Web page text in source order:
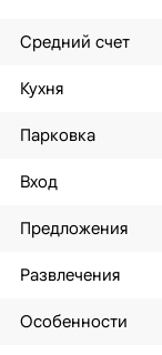
Средний счет
Кухня
Парковка
Вход
Предложения
Развлечения
Особенности